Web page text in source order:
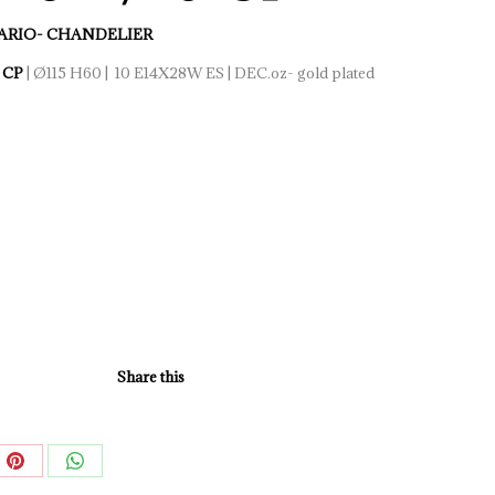
CHANDELIER
| Ø115 H60 | 10 E14X28W ES | DEC.oz- gold plated
Share this
Share Share